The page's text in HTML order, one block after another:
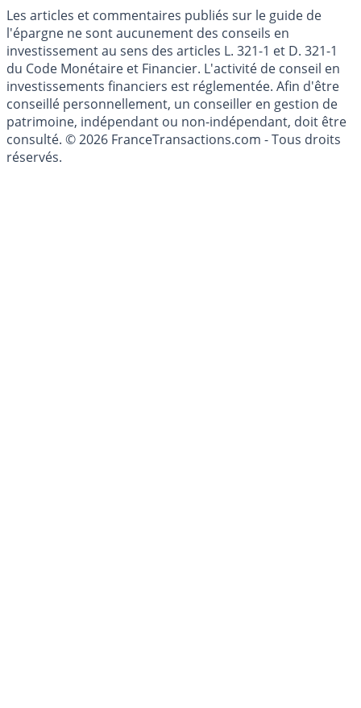
Cookies
Les articles et commentaires publiés sur le guide de
l'épargne ne sont aucunement des conseils en
investissement au sens des articles L. 321-1 et D. 321-1
du Code Monétaire et Financier. L'activité de conseil en
investissements financiers est réglementée. Afin d'être
conseillé personnellement, un conseiller en gestion de
patrimoine, indépendant ou non-indépendant, doit être